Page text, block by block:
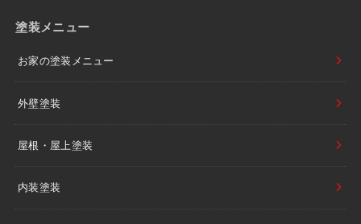
塗装メニュー
お家の塗装メニュー
外壁塗装
屋根・屋上塗装
内装塗装